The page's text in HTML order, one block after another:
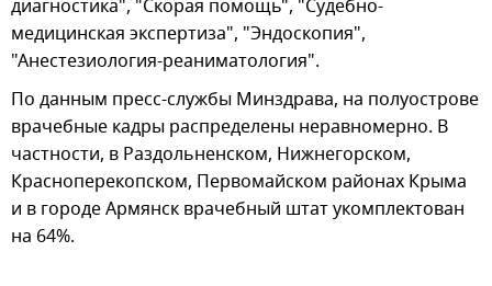
диагностика", "Скорая помощь", "Судебно-
медицинская экспертиза", "Эндоскопия",
"Анестезиология-реаниматология".
По данным пресс-службы Минздрава, на полуострове
врачебные кадры распределены неравномерно. В
частности, в Раздольненском, Нижнегорском,
Красноперекопском, Первомайском районах Крыма
и в городе Армянск врачебный штат укомплектован
на 64%.